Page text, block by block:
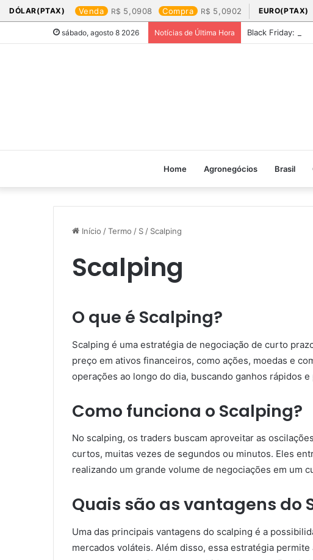
DÓLAR(PTAX) Venda 5,0908 Compra 5,0902 EURO(PTAX)
sábado, agosto 8 2026 Notícias de Última Hora Black Friday: os
Home Agronegócios Brasil
Início /Termo / S / Scalping
Scalping
O que é Scalping?
Scalping é uma estratégia de negociação de curto
preço em ativos financeiros, como ações, moedas e
operações ao longo do dia, buscando ganhos rápidos e
Como funciona o Scalping?
No scalping, os traders buscam aproveitar as
curtos, muitas vezes de segundos ou minutos. Eles
realizando um grande volume de negociações em um
Quais são as vantagens do
Uma das principais vantagens do scalping é a
mercados voláteis. Além disso, essa estratégia